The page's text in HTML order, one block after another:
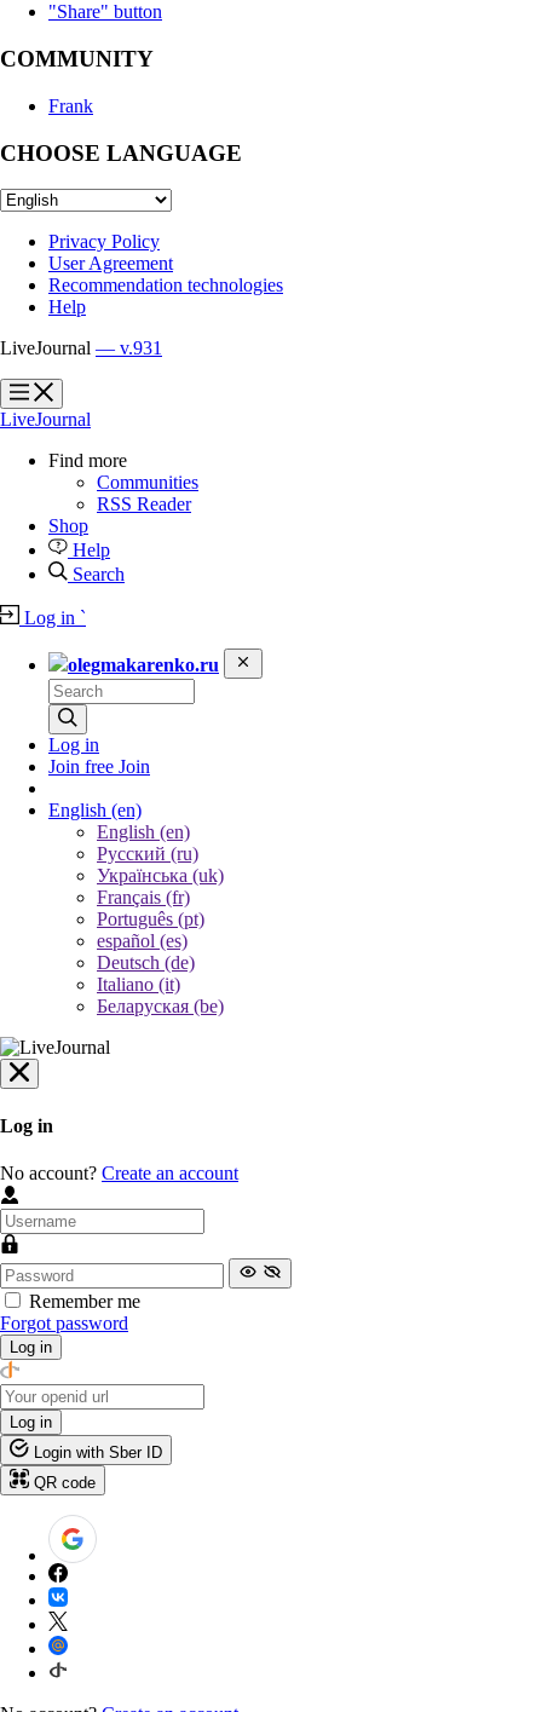
"Share" button
COMMUNITY
Frank
CHOOSE LANGUAGE
Privacy Policy
User Agreement
Recommendation technologies
Help
LiveJournal — v.931
?
?
LiveJournal
Find more
Communities
RSS Reader
Shop
Help
Search
Log in `
olegmakarenko.ru
Log in
Join free Join
English (en)
English (en)
Русский (ru)
Українська (uk)
Français (fr)
Português (pt)
español (es)
Deutsch (de)
Italiano (it)
Беларуская (be)
Log in
No account? Create an account
Remember me
Forgot password
Log in
Log in
Login with Sber ID
QR code